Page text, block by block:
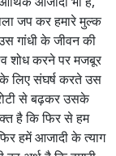
जप कर हमारे मुल्क
गांधी के जीवन की
शोध करने पर मजबूर
लिए संघर्ष करते उस
से बढ़कर उसके
है कि फिर से हम
हमें आजादी के त्याग